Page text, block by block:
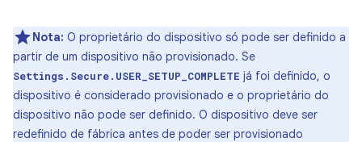
Nota: O proprietário do dispositivo só pode ser definido a
partir de um dispositivo não provisionado. Se
Settings.Secure.USER_SETUP_COMPLETE já foi definido, o
dispositivo é considerado provisionado e o proprietário do
dispositivo não pode ser definido. O dispositivo deve ser
redefinido de fábrica antes de poder ser provisionado